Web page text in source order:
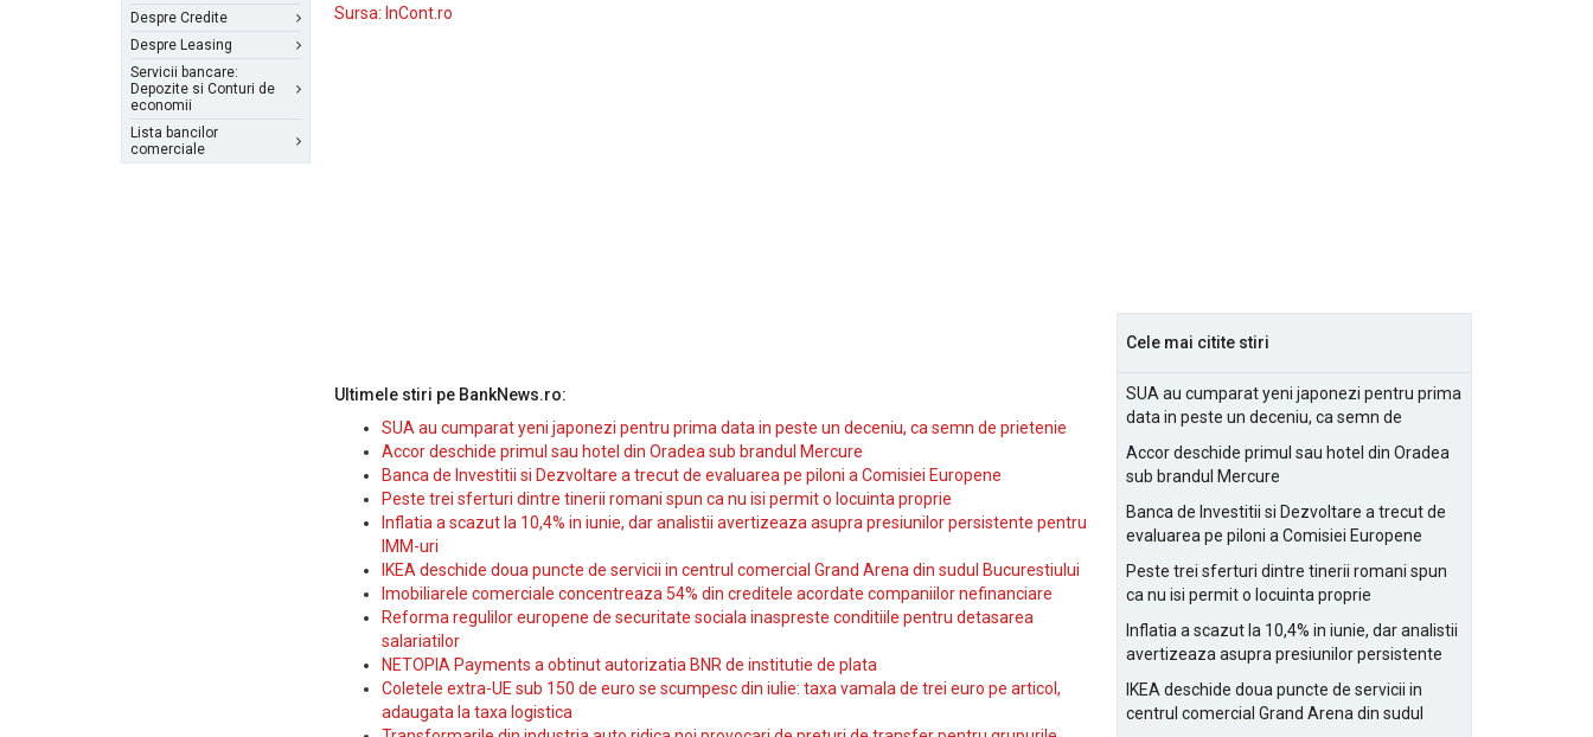
Despre Credite
Despre Leasing
Servicii bancare:
Depozite si Conturi de
economii
Lista bancilor
comerciale
Sursa: InCont.ro
Ultimele stiri pe BankNews.ro:
SUA au cumparat yeni japonezi pentru prima data in peste un deceniu, ca semn de prietenie
Accor deschide primul sau hotel din Oradea sub brandul Mercure
Banca de Investitii si Dezvoltare a trecut de evaluarea pe piloni a Comisiei Europene
Peste trei sferturi dintre tinerii romani spun ca nu isi permit o locuinta proprie
Inflatia a scazut la 10,4% in iunie, dar analistii avertizeaza asupra presiunilor persistente pentru
IMM-uri
IKEA deschide doua puncte de servicii in centrul comercial Grand Arena din sudul Bucurestiului
Imobiliarele comerciale concentreaza 54% din creditele acordate companiilor nefinanciare
Reforma regulilor europene de securitate sociala inaspreste conditiile pentru detasarea
salariatilor
NETOPIA Payments a obtinut autorizatia BNR de institutie de plata
Coletele extra-UE sub 150 de euro se scumpesc din iulie: taxa vamala de trei euro pe articol,
adaugata la taxa logistica
Cele mai citite stiri
SUA au cumparat yeni japonezi pentru prima
data in peste un deceniu, ca semn de
Accor deschide primul sau hotel din Oradea
sub brandul Mercure
Banca de Investitii si Dezvoltare a trecut de
evaluarea pe piloni a Comisiei Europene
Peste trei sferturi dintre tinerii romani spun
ca nu isi permit o locuinta proprie
Inflatia a scazut la 10,4% in iunie, dar analistii
avertizeaza asupra presiunilor persistente
IKEA deschide doua puncte de servicii in
centrul comercial Grand Arena din sudul